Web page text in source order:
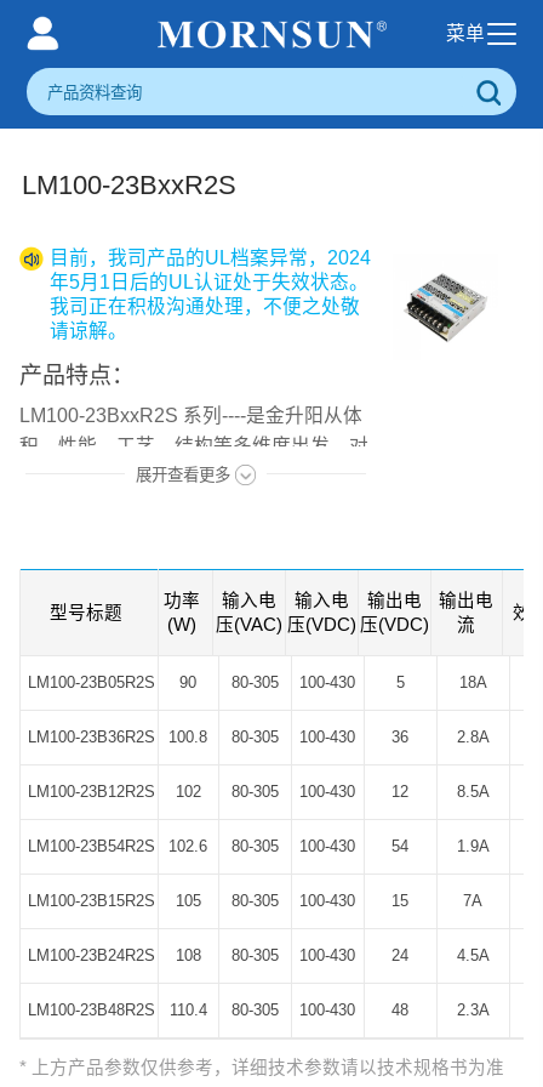
LM100-23BxxR2S
目前，我司产品的UL档案异常，2024
年5月1日后的UL认证处于失效状态。
我司正在积极沟通处理，不便之处敬
请谅解。
产品特点：
LM100-23BxxR2S 系列----是金升阳从体
积、性能、工艺、结构等多维度出发，对
工业机壳电源标准进行革新，为客户提供
范围、交直流两用、高性价比、低功耗、
高效率、高可靠性、安 全隔离等优点。
产品安全可靠，EMC 性能好，EMC 及安
CISPR32/EN55032、UL/IEC/EN/BS
EN62477、GB4943 的标准。广泛应用于
兼容比较恶劣的环境下时必须参考应用电
展开查看更多
型号标题
功率
(W)
输入电
压(VAC)
输入电
压(VDC)
输出电
压(VDC)
输出电
流
效
LM100-23B05R2S 90 80-305 100-430 5 18A
LM100-23B36R2S 100.8 80-305 100-430 36 2.8A
LM100-23B12R2S 102 80-305 100-430 12 8.5A
LM100-23B54R2S 102.6 80-305 100-430 54 1.9A
LM100-23B15R2S 105 80-305 100-430 15 7A
LM100-23B24R2S 108 80-305 100-430 24 4.5A
LM100-23B48R2S 110.4 80-305 100-430 48 2.3A
* 上方产品参数仅供参考，详细技术参数请以技术规格书为准
型号标题
LM100-23B05R2S
LM100-23B36R2S
LM100-23B12R2S
LM100-23B54R2S
LM100-23B15R2S
LM100-23B24R2S
LM100-23B48R2S